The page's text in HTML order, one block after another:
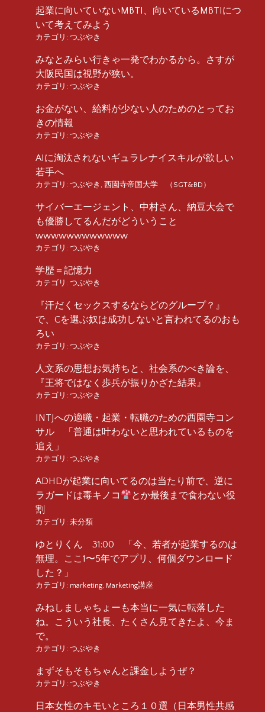
起業に向いていないMBTI、向いているMBTIにつ
いて考えてみよう
カテゴリ: つぶやき
みなとみらい行きゃ一発でわかるから。さすが
大阪民国は視野が狭い。
カテゴリ: つぶやき
お金がない、給料が少ない人のためのとってお
きの情報
カテゴリ: つぶやき
AIに淘汰されないギュラレナイスキルが欲しい
若手へ
カテゴリ: つぶやき 西園寺帝国大学 （SGT&BD）
サイバーエージェント、中村さん、納豆大会で
も優勝してるんだがどういうこと
wwwwwwwwwwww
カテゴリ: つぶやき
学歴＝記憶力
カテゴリ: つぶやき
『汗だくセックスするならどのグループ？』
で、Cを選ぶ奴は成功しないと言われてるのおも
ろい
カテゴリ: つぶやき
人文系の思想お気持ちと、社会系のべき論を、
『王将ではなく歩兵が振りかざた結果』
カテゴリ: つぶやき
INTJへの適職・起業・転職のための西園寺コン
サル 「普通は叶わないと思われているものを
追え」
カテゴリ: つぶやき
ADHDが起業に向いてるのは当たり前で、逆に
ラガードは毒キノコ
とか最後まで食わない役
割
カテゴリ: 未分類
ゆとりくん 31:00 「今、若者が起業するのは
無理。ここ1〜5年でアプリ、何個ダウンロード
した？」
カテゴリ: marketing Marketing講座
みねしましゃちょーも本当に一気に転落した
ね。こういう社長、たくさん見てきたよ、今ま
で。
カテゴリ: つぶやき
まずそもそもちゃんと課金しようぜ？
カテゴリ: つぶやき
日本女性のキモいところ１０選（日本男性共感